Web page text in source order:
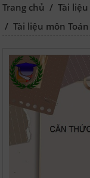
Trang chủ /Tài liệu
/Tài liệu môn Toán